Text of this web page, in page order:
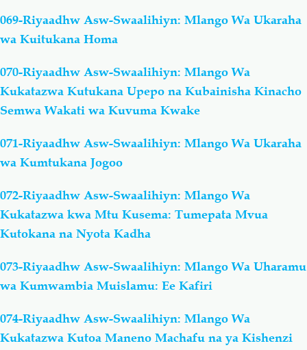
069-Riyaadhw Asw-Swaalihiyn: Mlango Wa Ukaraha
wa Kuitukana Homa
070-Riyaadhw Asw-Swaalihiyn: Mlango Wa
Kukatazwa Kutukana Upepo na Kubainisha Kinacho
Semwa Wakati wa Kuvuma Kwake
071-Riyaadhw Asw-Swaalihiyn: Mlango Wa Ukaraha
wa Kumtukana Jogoo
072-Riyaadhw Asw-Swaalihiyn: Mlango Wa
Kukatazwa kwa Mtu Kusema: Tumepata Mvua
Kutokana na Nyota Kadha
073-Riyaadhw Asw-Swaalihiyn: Mlango Wa Uharamu
wa Kumwambia Muislamu: Ee Kafiri
074-Riyaadhw Asw-Swaalihiyn: Mlango Wa
Kukatazwa Kutoa Maneno Machafu na ya Kishenzi